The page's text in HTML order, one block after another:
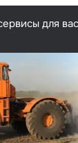
для